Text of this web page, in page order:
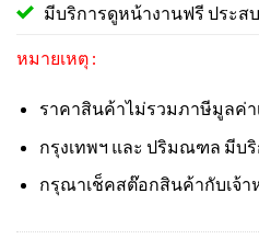
มีบริการดูหน้างานฟรี ประส
หมายเหตุ :
ราคาสินค้าไม่รวมภาษีมูลค่า
กรุงเทพฯ และ ปริมณฑล มีบ
กรุณาเช็คสต๊อกสินค้ากับเจ้